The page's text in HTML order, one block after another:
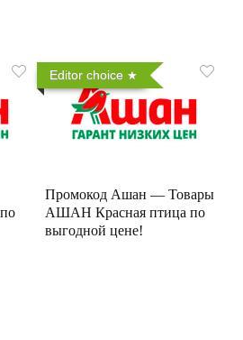
Editor choice
Промокод Ашан — Товары
АШАН Красная птица по
выгодной цене!